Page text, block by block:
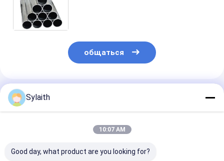
Доступны нестандартные
размеры и толщина.
общаться
Порекомендованные Продукты
Sylaith
10:07 AM
Good day, what product are you looking for?